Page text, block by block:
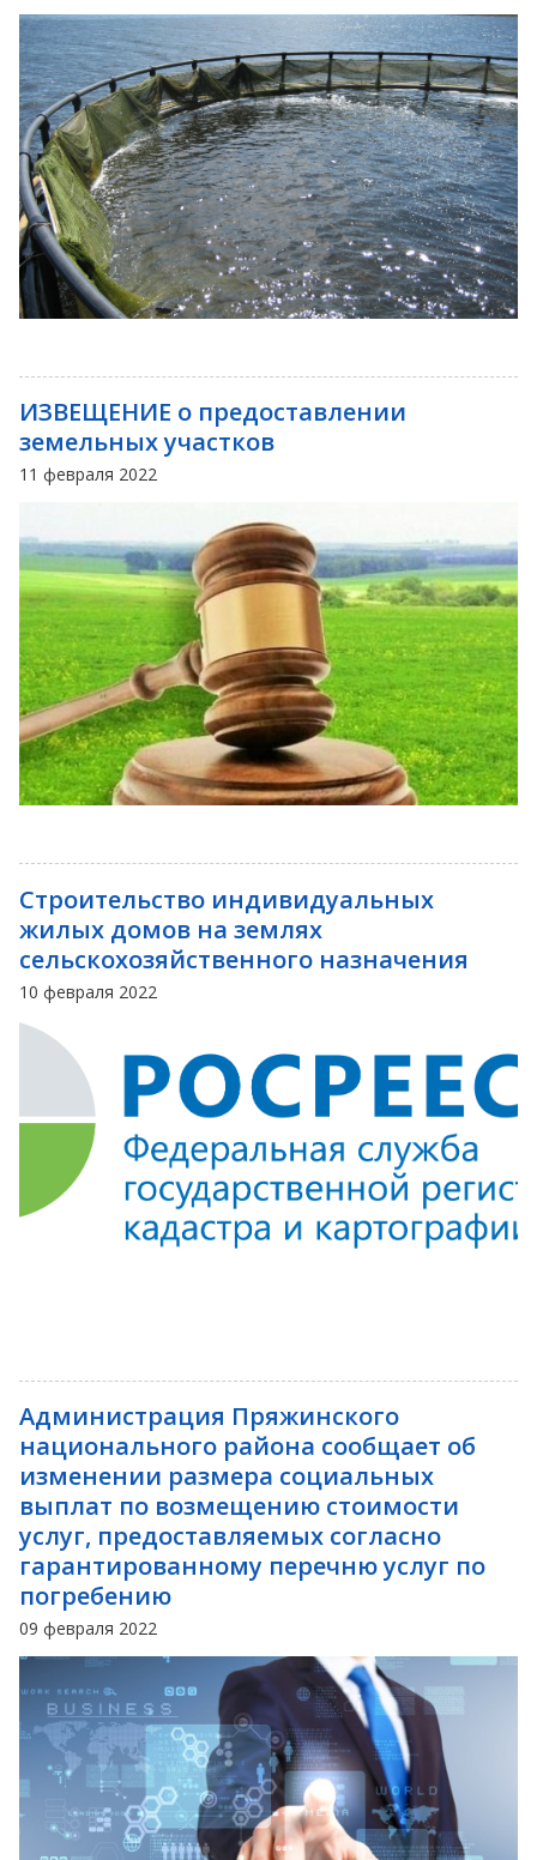
ИЗВЕЩЕНИЕ о предоставлении
земельных участков
11 февраля 2022
Строительство индивидуальных
жилых домов на землях
сельскохозяйственного назначения
10 февраля 2022
Администрация Пряжинского
национального района сообщает об
изменении размера социальных
выплат по возмещению стоимости
услуг, предоставляемых согласно
гарантированному перечню услуг по
погребению
09 февраля 2022